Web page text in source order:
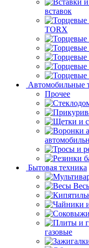
вставок
TORX
Автомобильные
Прочее
Бытовая техника
газовые